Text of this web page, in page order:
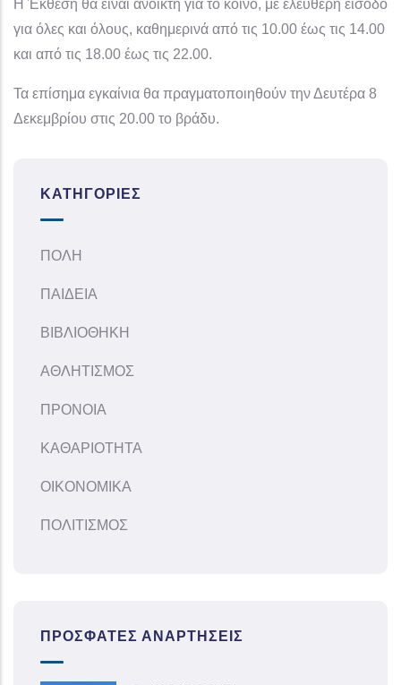
Η Έκθεση θα είναι ανοικτή για το κοινό, με ελεύθερη είσοδο
για όλες και όλους, καθημερινά από τις 10.00 έως τις 14.00
και από τις 18.00 έως τις 22.00.
Τα επίσημα εγκαίνια θα πραγματοποιηθούν την Δευτέρα 8
Δεκεμβρίου στις 20.00 το βράδυ.
ΚΑΤΗΓΟΡΊΕΣ
ΠΟΛΗ
ΠΑΙΔΕΙΑ
ΒΙΒΛΙΟΘΗΚΗ
ΑΘΛΗΤΙΣΜΟΣ
ΠΡΟΝΟΙΑ
ΚΑΘΑΡΙΟΤΗΤΑ
ΟΙΚΟΝΟΜΙΚΑ
ΠΟΛΙΤΙΣΜΟΣ
ΠΡΌΣΦΑΤΕΣ ΑΝΑΡΤΉΣΕΙΣ